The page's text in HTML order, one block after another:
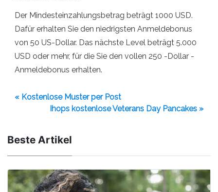
Der Mindesteinzahlungsbetrag beträgt 1000 USD.
Dafür erhalten Sie den niedrigsten Anmeldebonus
von 50 US-Dollar. Das nächste Level beträgt 5.000
USD oder mehr, für die Sie den vollen 250 -Dollar -
Anmeldebonus erhalten.
« Kostenlose Muster per Post
Ihops kostenlose Veterans Day Pancakes »
Beste Artikel